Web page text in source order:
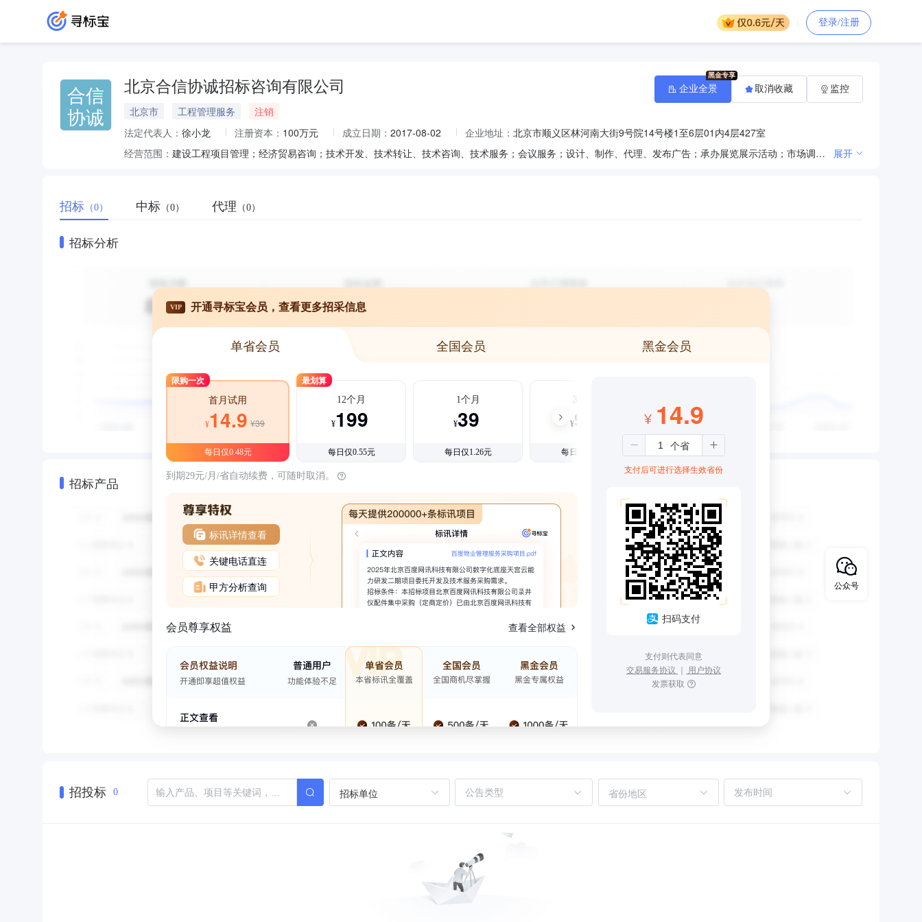
登录/注册
合信
协诚
北京合信协诚招标咨询有限公司
北京市 工程管理服务
注销
法定代表人： 徐小龙 注册资本： 100万元 成立日期： 2017-08-02 企业地址： 北京市顺义区林河南大街9号院14号楼1至6层01内4层427室
经营范围：
建设工程项目管理；经济贸易咨询；技术开发、技术转让、技术咨询、技术服务；会议服务；设计、制作、代理、发布广告；承办展览展示活动；市场调查。（企业依法自主选择经营项目，开展经营活动；依法须经批准的项目，经相关部门批准后依批准的内容开展经营活动；不得从事本市产业政策禁止和限制类项目的经营活动。） 展开
企业全景 取消收藏 监控
招标 （0） 中标 （0） 代理 （0）
招标分析
招标产品
VIP 开通寻标宝会员，查看更多招采信息
单省会员 全国会员 黑金会员
限购一次
首月试用
¥14.9 ¥39
每日仅0.48元
最划算
12个月
¥199
每日仅0.55元
1个月
¥39
每日仅1.26元
3个月
¥99
每日仅1.08元
到期29元/月/省自动续费，可随时取消。
标讯详情查看
关键电话直连
甲方分析查询
会员尊享权益 查看全部权益
¥ 14.9
支付后可进行选择生效省份
扫码支付
支付则代表同意
交易服务协议 ｜ 用户协议
发票获取
招投标 0 招标单位 省份地区
公众号